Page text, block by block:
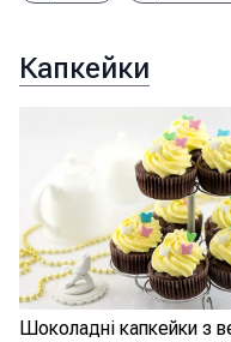
Капкейки
Шоколадні капкейки з